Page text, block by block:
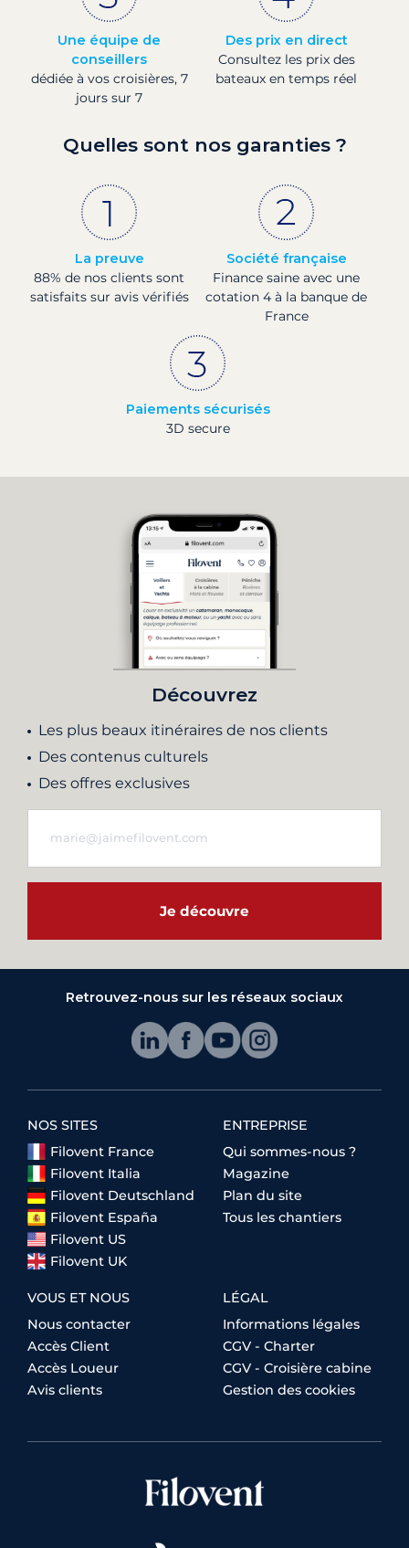
Une équipe de
conseillers
dédiée à vos croisières, 7
jours sur 7
Des prix en direct
Consultez les prix des
bateaux en temps réel
Quelles sont nos garanties ?
La preuve
88% de nos clients sont
satisfaits sur avis vérifiés
Société française
Finance saine avec une
cotation 4 à la banque de
France
Paiements sécurisés
3D secure
Découvrez
Les plus beaux itinéraires de nos clients
Des contenus culturels
Des offres exclusives
Je découvre
Retrouvez-nous sur les réseaux sociaux
NOS SITES
Filovent France
Filovent Italia
Filovent Deutschland
Filovent España
Filovent US
Filovent UK
ENTREPRISE
Qui sommes-nous ?
Magazine
Plan du site
Tous les chantiers
VOUS ET NOUS
Nous contacter
Accès Client
Accès Loueur
Avis clients
LÉGAL
Informations légales
CGV - Charter
CGV - Croisière cabine
Gestion des cookies